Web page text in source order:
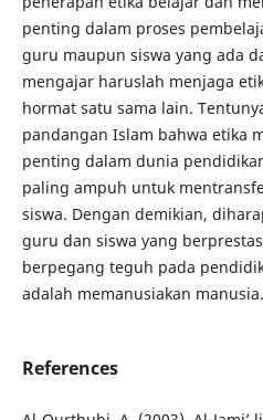
penting dalam proses
guru maupun siswa yang ada
mengajar haruslah menjaga
hormat satu sama lain.
pandangan Islam bahwa etika
penting dalam dunia
paling ampuh untuk
siswa. Dengan demikian,
guru dan siswa yang
berpegang teguh pada
adalah memanusiakan manusia.
References